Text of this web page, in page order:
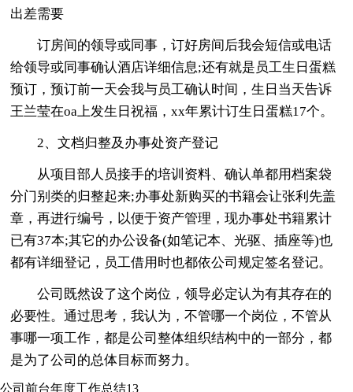
出差需要
订房间的领导或同事，订好房间后我会短信或电话
给领导或同事确认酒店详细信息;还有就是员工生日蛋糕
预订，预订前一天会我与员工确认时间，生日当天告诉
王兰莹在oa上发生日祝福，xx年累计订生日蛋糕17个。
2、文档归整及办事处资产登记
从项目部人员接手的培训资料、确认单都用档案袋
分门别类的归整起来;办事处新购买的书籍会让张利先盖
章，再进行编号，以便于资产管理，现办事处书籍累计
已有37本;其它的办公设备(如笔记本、光驱、插座等)也
都有详细登记，员工借用时也都依公司规定签名登记。
公司既然设了这个岗位，领导必定认为有其存在的
必要性。通过思考，我认为，不管哪一个岗位，不管从
事哪一项工作，都是公司整体组织结构中的一部分，都
是为了公司的总体目标而努力。
公司前台年度工作总结13